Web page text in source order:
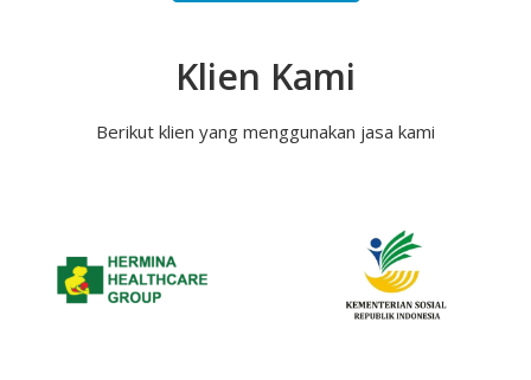
Klien Kami
Berikut klien yang menggunakan jasa kami